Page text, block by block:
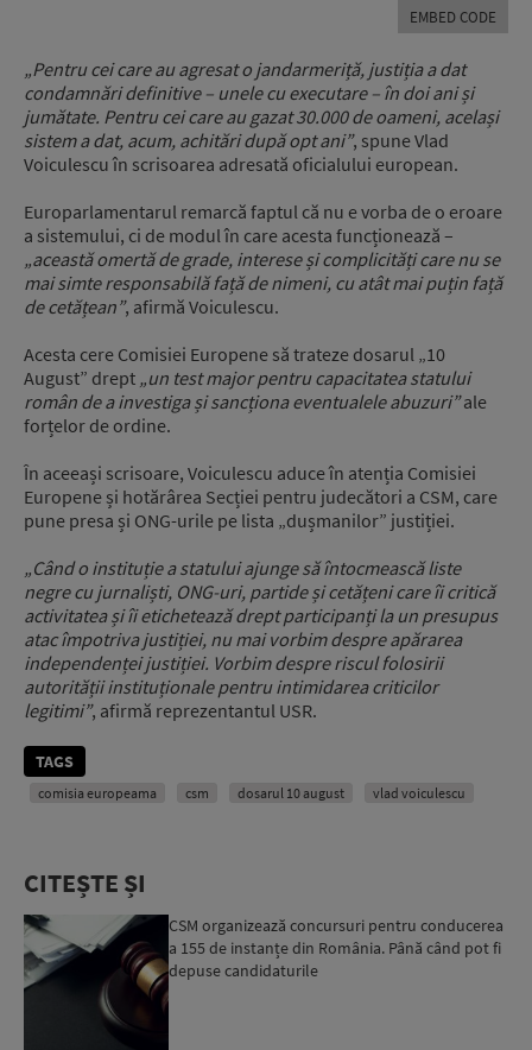
EMBED CODE
„Pentru cei care au agresat o jandarmeriță, justiția a dat
condamnări definitive – unele cu executare – în doi ani și
jumătate. Pentru cei care au gazat 30.000 de oameni, același
sistem a dat, acum, achitări după opt ani”, spune Vlad
Voiculescu în scrisoarea adresată oficialului european.
Europarlamentarul remarcă faptul că nu e vorba de o eroare
a sistemului, ci de modul în care acesta funcționează –
„această omertă de grade, interese și complicități care nu se
mai simte responsabilă față de nimeni, cu atât mai puțin față
de cetățean”, afirmă Voiculescu.
Acesta cere Comisiei Europene să trateze dosarul „10
August” drept „un test major pentru capacitatea statului
român de a investiga și sancționa eventualele abuzuri”ale
forțelor de ordine.
În aceeași scrisoare, Voiculescu aduce în atenția Comisiei
Europene și hotărârea Secției pentru judecători a CSM, care
pune presa și ONG-urile pe lista „dușmanilor” justiției.
„Când o instituție a statului ajunge să întocmească liste
negre cu jurnaliști, ONG-uri, partide și cetățeni care îi critică
activitatea și îi etichetează drept participanți la un presupus
atac împotriva justiției, nu mai vorbim despre apărarea
independenței justiției. Vorbim despre riscul folosirii
autorității instituționale pentru intimidarea criticilor
legitimi”, afirmă reprezentantul USR.
TAGS
comisia europeama csm dosarul 10 august vlad voiculescu
CITEȘTE ȘI
CSM organizează concursuri pentru conducerea
a 155 de instanțe din România. Până când pot fi
depuse candidaturile